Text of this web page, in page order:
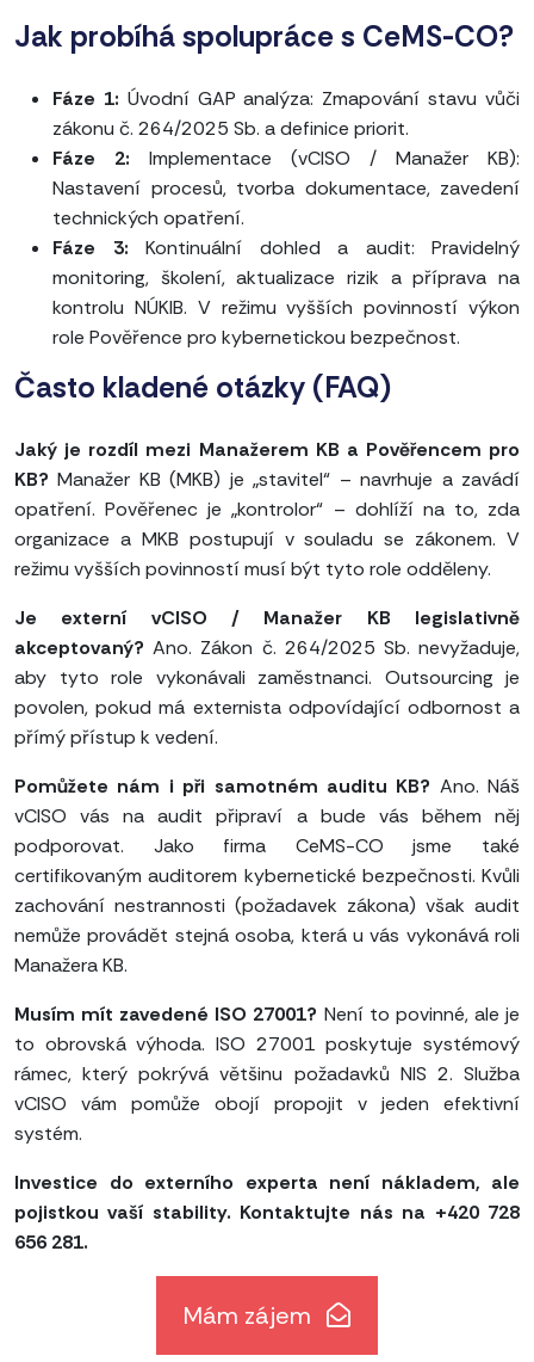
Jak probíhá spolupráce s CeMS-CO?
Fáze 1: Úvodní GAP analýza: Zmapování stavu vůči
zákonu č. 264/2025 Sb. a definice priorit.
Fáze 2: Implementace (vCISO / Manažer KB):
Nastavení procesů, tvorba dokumentace, zavedení
technických opatření.
Fáze 3: Kontinuální dohled a audit: Pravidelný
monitoring, školení, aktualizace rizik a příprava na
kontrolu NÚKIB. V režimu vyšších povinností výkon
role Pověřence pro kybernetickou bezpečnost.
Často kladené otázky (FAQ)
Jaký je rozdíl mezi Manažerem KB a Pověřencem pro
KB? Manažer KB (MKB) je „stavitel“ – navrhuje a zavádí
opatření. Pověřenec je „kontrolor“ – dohlíží na to, zda
organizace a MKB postupují v souladu se zákonem. V
režimu vyšších povinností musí být tyto role odděleny.
Je externí vCISO / Manažer KB legislativně
akceptovaný?Ano. Zákon č. 264/2025 Sb. nevyžaduje,
aby tyto role vykonávali zaměstnanci. Outsourcing je
povolen, pokud má externista odpovídající odbornost a
přímý přístup k vedení.
Pomůžete nám i při samotném auditu KB? Ano. Náš
vCISO vás na audit připraví a bude vás během něj
podporovat. Jako firma CeMS-CO jsme také
certifikovaným auditorem kybernetické bezpečnosti. Kvůli
zachování nestrannosti (požadavek zákona) však audit
nemůže provádět stejná osoba, která u vás vykonává roli
Manažera KB.
Musím mít zavedené ISO 27001? Není to povinné, ale je
to obrovská výhoda. ISO 27001 poskytuje systémový
rámec, který pokrývá většinu požadavků NIS 2. Služba
vCISO vám pomůže obojí propojit v jeden efektivní
systém.
Investice do externího experta není nákladem, ale
pojistkou vaší stability. Kontaktujte nás na +420 728
656 281.
Mám zájem